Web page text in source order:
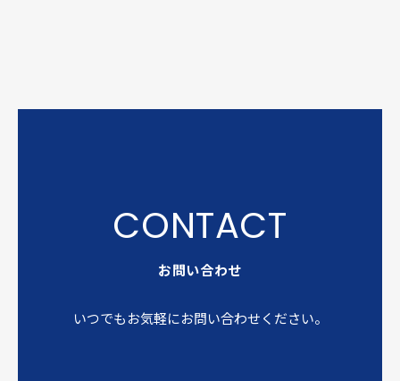
お問い合わせ
いつでもお気軽にお問い合わせください。